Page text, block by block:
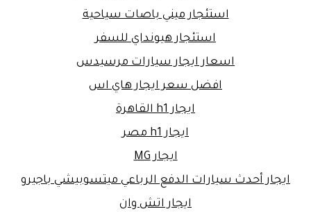
استئجار ميني باصات سياحية
استئجار هيونداي للسفر
اسعار ايجار سيارات مرسيدس
افضل سعر ايجار هاي اس
ايجار h1 القاهرة
ايجار h1 مصر
ايجار MG
ايجار أحدث سيارات الدفع الرباعي ميتسوبيشي باجيرو
ايجار اتش وان